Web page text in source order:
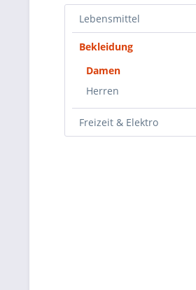
Lebensmittel
Bekleidung
Damen
Herren
Freizeit & Elektro